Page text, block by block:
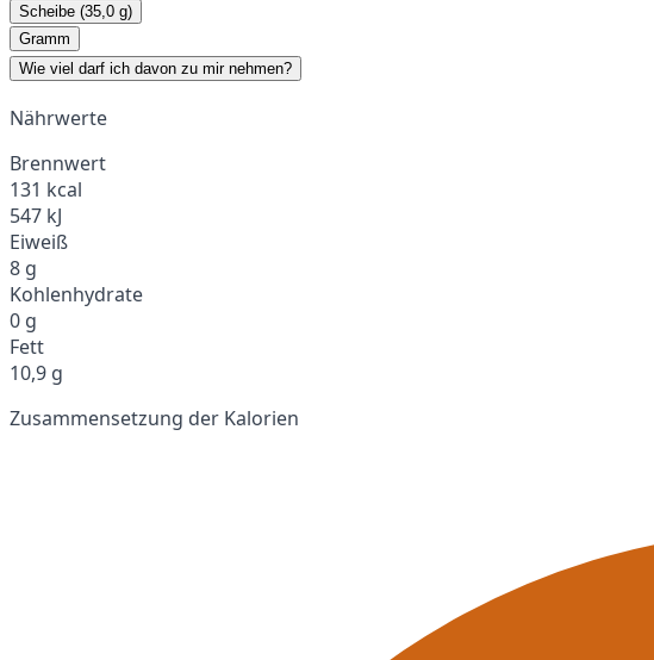
Scheibe (35,0 g)
Gramm
Wie viel darf ich davon zu mir nehmen?
Nährwerte
Brennwert
131 kcal
547 kJ
Eiweiß
8 g
Kohlenhydrate
0 g
Fett
10,9 g
Zusammensetzung der Kalorien